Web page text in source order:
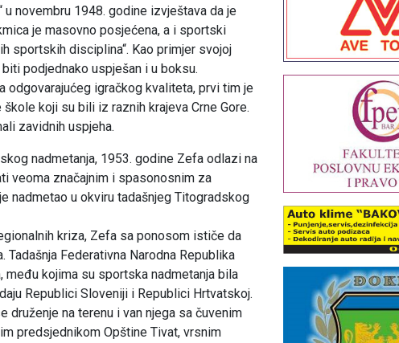
novembru 1948. godine izvještava da je
je masovno posjećena, a i sportski
sportskih disciplina“. Kao primjer svojoj
podjednako uspješan i u boksu.
odgovarajućeg igračkog kvaliteta, prvi tim je
koji su bili iz raznih krajeva Crne Gore.
zavidnih uspjeha.
nadmetanja, 1953. godine Zefa odlazi na
veoma značajnim i spasonosnim za
nadmetao u okviru tadašnjeg Titogradskog
kriza, Zefa sa ponosom ističe da
Federativna Narodna Republika
među kojima su sportska nadmetanja bila
Republici Sloveniji i Republici Hrtvatskoj.
druženje na terenu i van njega sa čuvenim
predsjednikom Opštine Tivat, vrsnim